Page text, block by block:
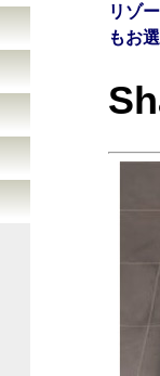
リゾ
もお